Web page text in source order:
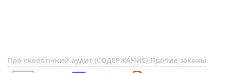
Про екологічний аудит (СОДЕРЖАНИЕ) Прочие законы